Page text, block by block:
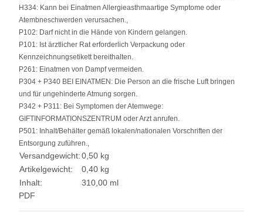
H334: Kann bei Einatmen Allergieasthmaartige Symptome oder
Atembneschwerden verursachen.,
P102: Darf nicht in die Hände von Kindern gelangen.
P101: Ist ärztlicher Rat erforderlich Verpackung oder
Kennzeichnungsetikett bereithalten.
P261: Einatmen von Dampf vermeiden.
P304 + P340 BEI EINATMEN: Die Person an die frische Luft bringen
und für ungehinderte Atmung sorgen.
P342 + P311: Bei Symptomen der Atemwege:
GIFTINFORMATIONSZENTRUM oder Arzt anrufen.
P501: Inhalt/Behälter gemäß lokalen/nationalen Vorschriften der
Entsorgung zuführen.,
Versandgewicht:0,50 kg
Artikelgewicht:
0,40 kg
Inhalt:
310,00 ml
PDF